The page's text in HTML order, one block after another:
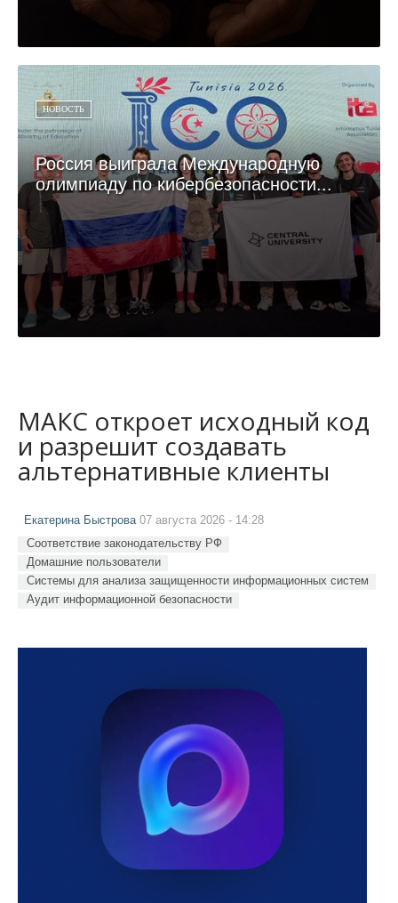
НОВОСТЬ
Россия выиграла Международную
олимпиаду по кибербезопасности...
МАКС откроет исходный код
и разрешит создавать
альтернативные клиенты
Екатерина Быстрова 07 августа 2026 - 14:28
Соответствие законодательству РФ
Домашние пользователи
Системы для анализа защищенности информационных систем
Аудит информационной безопасности